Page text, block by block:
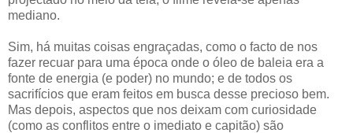
mediano.
Sim, há muitas coisas engraçadas, como o facto de nos
fazer recuar para uma época onde o óleo de baleia era a
fonte de energia (e poder) no mundo; e de todos os
sacrifícios que eram feitos em busca desse precioso bem.
Mas depois, aspectos que nos deixam com curiosidade
(como as conflitos entre o imediato e capitão) são